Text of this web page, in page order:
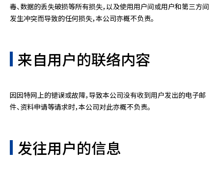
毒、数据的丢失破损等所有损失，以及使用用户间或用户和第三方间
发生冲突而导致的任何损失，本公司亦概不负责。
来自用户的联络内容
因因特网上的错误或故障，导致本公司没有收到用户发出的电子邮
件、资料申请等请求时，本公司对此亦概不负责。
发往用户的信息